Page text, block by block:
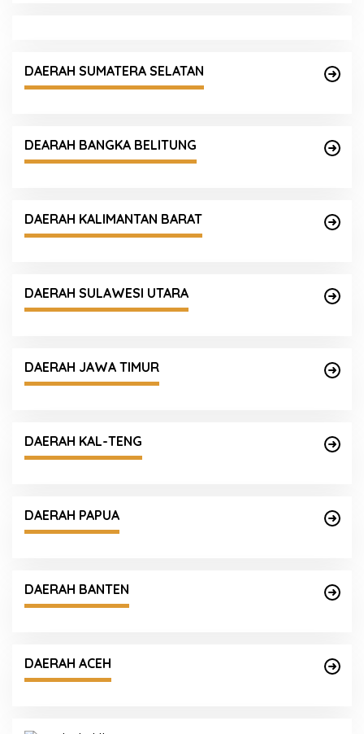
DAERAH SUMATERA SELATAN
DEARAH BANGKA BELITUNG
DAERAH KALIMANTAN BARAT
DAERAH SULAWESI UTARA
DAERAH JAWA TIMUR
DAERAH KAL-TENG
DAERAH PAPUA
DAERAH BANTEN
DAERAH ACEH